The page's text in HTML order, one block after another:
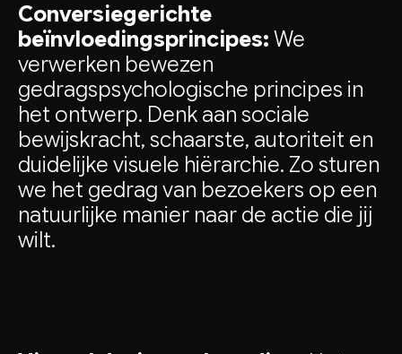
Conversiegerichte
beïnvloedingsprincipes: We
verwerken bewezen
gedragspsychologische principes in
het ontwerp. Denk aan sociale
bewijskracht, schaarste, autoriteit en
duidelijke visuele hiërarchie. Zo sturen
we het gedrag van bezoekers op een
natuurlijke manier naar de actie die jij
wilt.